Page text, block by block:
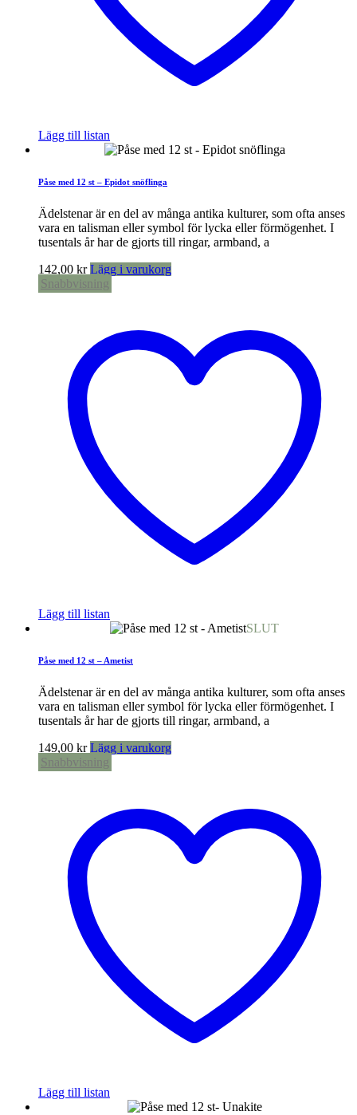
Lägg till listan
Påse med 12 st – Epidot snöflinga
Ädelstenar är en del av många antika kulturer, som ofta anses
vara en talisman eller symbol för lycka eller förmögenhet. I
tusentals år har de gjorts till ringar, armband, a
142,00 kr Lägg i varukorg
Snabbvisning
Lägg till listan
SLUT
Påse med 12 st – Ametist
Ädelstenar är en del av många antika kulturer, som ofta anses
vara en talisman eller symbol för lycka eller förmögenhet. I
tusentals år har de gjorts till ringar, armband, a
149,00 kr Lägg i varukorg
Snabbvisning
Lägg till listan